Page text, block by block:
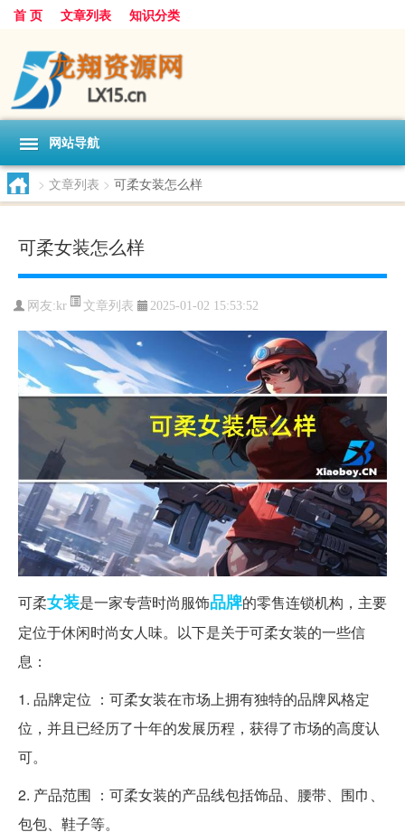
首 页 文章列表 知识分类
网站导航
> 文章列表 > 可柔女装怎么样
可柔女装怎么样
网友:kr 文章列表 2025-01-02 15:53:52
可柔女装是一家专营时尚服饰品牌的零售连锁机构，主要
定位于休闲时尚女人味。以下是关于可柔女装的一些信
息：
1. 品牌定位 ：可柔女装在市场上拥有独特的品牌风格定
位，并且已经历了十年的发展历程，获得了市场的高度认
可。
2. 产品范围 ：可柔女装的产品线包括饰品、腰带、围巾、
包包、鞋子等。